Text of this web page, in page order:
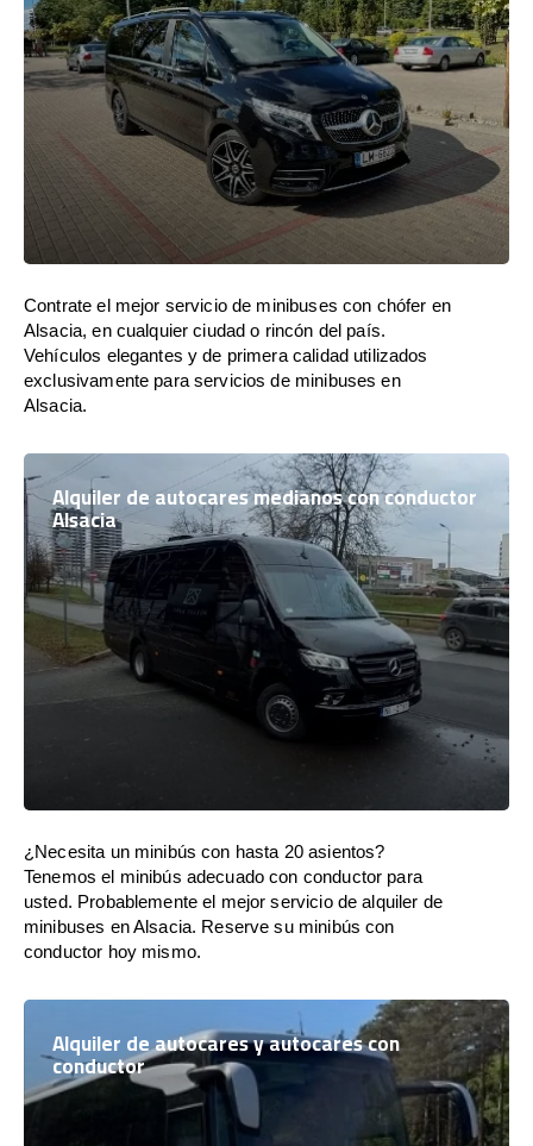
Contrate el mejor servicio de minibuses con chófer en
Alsacia, en cualquier ciudad o rincón del país.
Vehículos elegantes y de primera calidad utilizados
exclusivamente para servicios de minibuses en
Alsacia.
Alquiler de autocares medianos con conductor
Alsacia
¿Necesita un minibús con hasta 20 asientos?
Tenemos el minibús adecuado con conductor para
usted. Probablemente el mejor servicio de alquiler de
minibuses en Alsacia. Reserve su minibús con
conductor hoy mismo.
Alquiler de autocares y autocares con
conductor